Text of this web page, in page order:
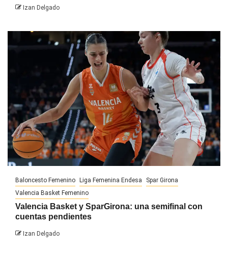
Izan Delgado
Baloncesto Femenino Liga Femenina Endesa
Spar Girona
Valencia Basket Femenino
Valencia Basket y SparGirona: una semifinal con
cuentas pendientes
Izan Delgado